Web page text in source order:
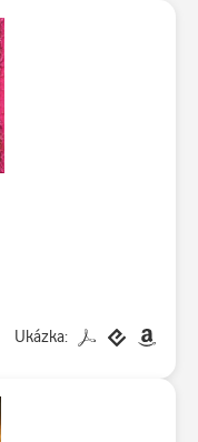
Ukázka: